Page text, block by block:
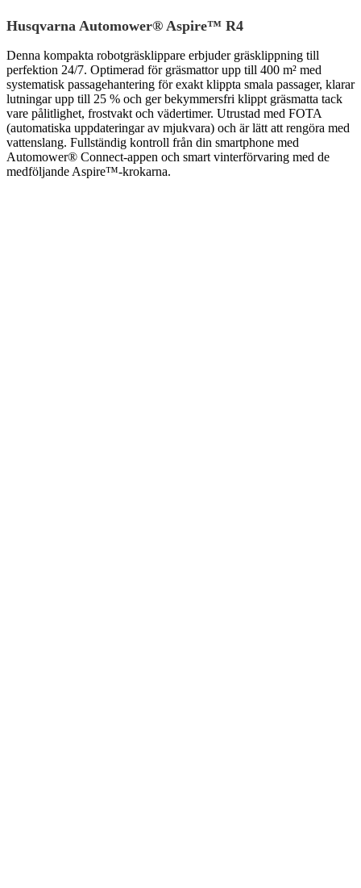
Husqvarna Automower® Aspire™ R4
Denna kompakta robotgräsklippare erbjuder gräsklippning till
perfektion 24/7. Optimerad för gräsmattor upp till 400 m² med
systematisk passagehantering för exakt klippta smala passager, klarar
lutningar upp till 25 % och ger bekymmersfri klippt gräsmatta tack
vare pålitlighet, frostvakt och vädertimer. Utrustad med FOTA
(automatiska uppdateringar av mjukvara) och är lätt att rengöra med
vattenslang. Fullständig kontroll från din smartphone med
Automower® Connect-appen och smart vinterförvaring med de
medföljande Aspire™-krokarna.